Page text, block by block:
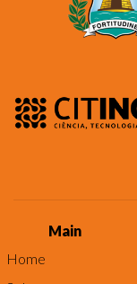
Main
Home